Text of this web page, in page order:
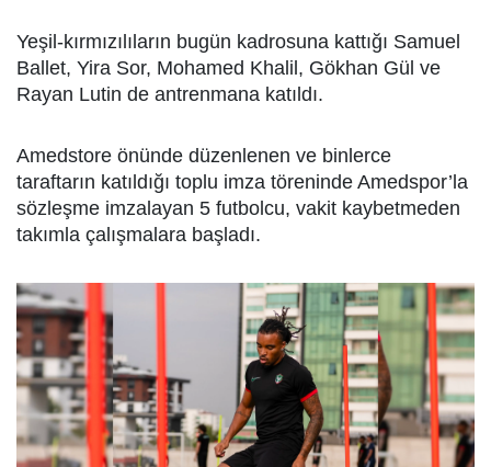
Yeşil-kırmızılıların bugün kadrosuna kattığı Samuel
Ballet, Yira Sor, Mohamed Khalil, Gökhan Gül ve
Rayan Lutin de antrenmana katıldı.
Amedstore önünde düzenlenen ve binlerce
taraftarın katıldığı toplu imza töreninde Amedspor’la
sözleşme imzalayan 5 futbolcu, vakit kaybetmeden
takımla çalışmalara başladı.